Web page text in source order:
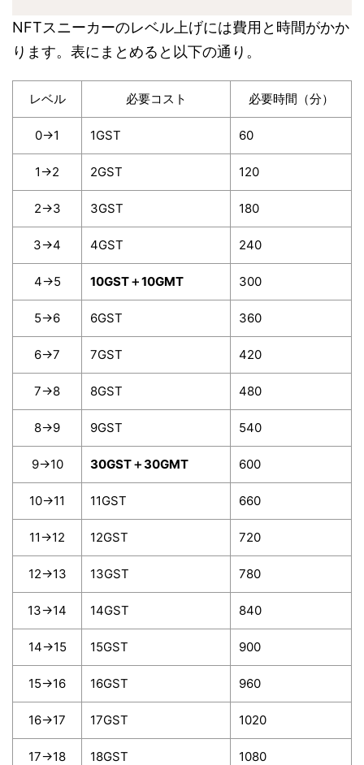
NFTスニーカーのレベル上げには費用と時間がかか
ります。表にまとめると以下の通り。
レベル 必要コスト 必要時間（分）
0→1 1GST 60
1→2 2GST 120
2→3 3GST 180
3→4 4GST 240
4→5 10GST＋10GMT 300
5→6 6GST 360
6→7 7GST 420
7→8 8GST 480
8→9 9GST 540
9→10 30GST＋30GMT 600
10→11 11GST 660
11→12 12GST 720
12→13 13GST 780
13→14 14GST 840
14→15 15GST 900
15→16 16GST 960
16→17 17GST 1020
17→18 18GST 1080